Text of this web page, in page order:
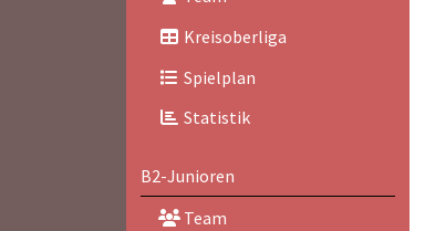
Kreisoberliga
Spielplan
Statistik
B2-Junioren
Team